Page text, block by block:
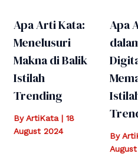
Apa Arti Kata:
Menelusuri
Makna di Balik
Istilah
Trending
ByArtiKata | 18
August 2024
Apa
By